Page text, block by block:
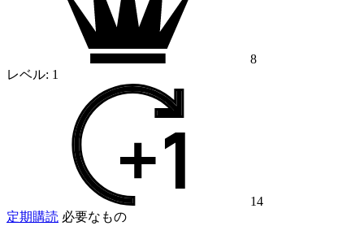
8
レベル: 1
14
定期購読 必要なもの